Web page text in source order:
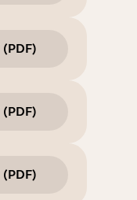
(PDF)
(PDF)
(PDF)